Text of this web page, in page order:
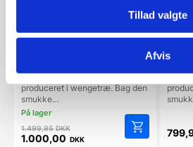
Tillad valgte
Afvis
Denne knivmagnet fra Adlon3 er
produceret i wengetræ. Bag den
smukke…
1.499,95DKKDen
oprindelige
1.000,00 DKK